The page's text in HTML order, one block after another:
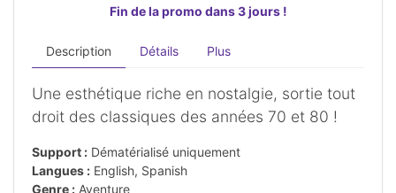
Fin de la promo dans 3 jours !
Description Détails Plus
Une esthétique riche en nostalgie, sortie tout
droit des classiques des années 70 et 80 !
Support : Dématérialisé uniquement
Langues : English, Spanish
Genre : Aventure